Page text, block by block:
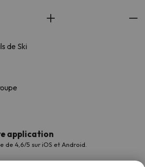
de Ski
application
de 4,6/5 sur iOS et Android.